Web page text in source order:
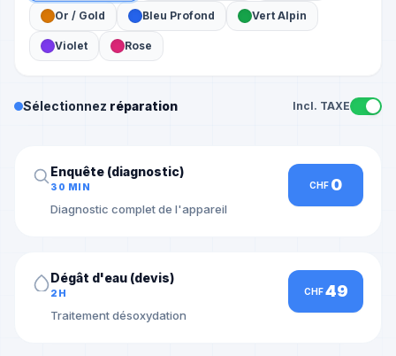
Or / Gold Bleu Profond Vert Alpin
Violet Rose
Sélectionnez réparation Incl. TAXE
0
Enquête (diagnostic)
30 MIN
49
Dégât d'eau (devis)
2H